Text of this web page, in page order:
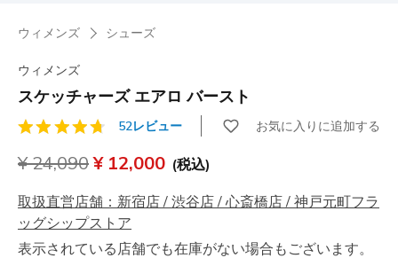
ウィメンズ シューズ
ウィメンズ
スケッチャーズ エアロ バースト
顧客評価5/5件 52レビュー お気に入りに追加する
からの値引き
¥ 24,090から
¥ 12,000 (税込)
取扱直営店舗：新宿店 / 渋谷店 / 心斎橋店 / 神戸元町フラ
ッグシップストア
表示されている店舗でも在庫がない場合もございます。